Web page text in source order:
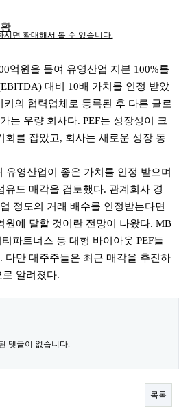
시면 확대해서 볼 수 있습니다.
억원을 들여 유영산업 지분 100%를
대비 10배 가치를 인정 받았
의 협력업체로 등록된 후 다른 글로
는 우량 회사다. PEF는 성장성이 크
회를 잡았고, 회사는 새로운 성장 동
유영산업이 좋은 가치를 인정 받으며
유도 매각을 검토했다. 관계회사 경
정도의 거래 배수를 인정받는다면
원에 달할 것이란 전망이 나왔다. MB
파트너스 등 대형 바이아웃 PEF들
다만 대주주들은 최근 매각을 추진하
알려졌다.
댓글이 없습니다.
목록